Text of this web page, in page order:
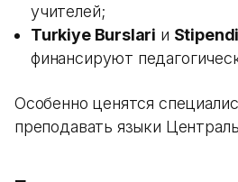
учителей;
Turkiye Burslari и
финансируют
Особенно ценятся
преподавать языки